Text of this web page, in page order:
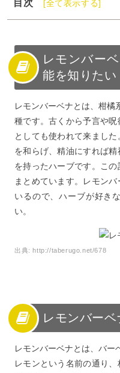
目次
[全て表示する]
1
レモンバーベナの使
3
レモンバーベナの成
4
レモンバーベナの使い
5
レモンバーベナの副
6
レモンバーベナの効
よう！
レモンバー
能を知りたい
レモンバーベナとは、柑橘
種です。古くから予言や
としても使われて来まし
を和らげ、精油にすれば
を持ったハーブです。こ
まとめています。レモン
いるので、ハーブが好き
い。
出典:http://taberugo.net/678
レモンバーベ
レモンバーベナとは、バー
レモンという名前の通り